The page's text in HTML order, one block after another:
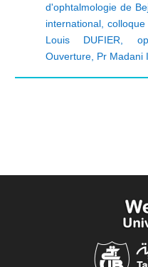
d'ophtalmologie de
international,
Louis DUFIER
Ouverture, Pr Madani